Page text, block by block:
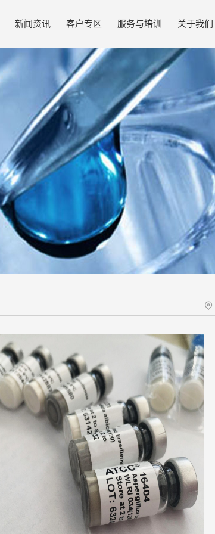
新闻资讯 客户专区 服务与培训 关于我们